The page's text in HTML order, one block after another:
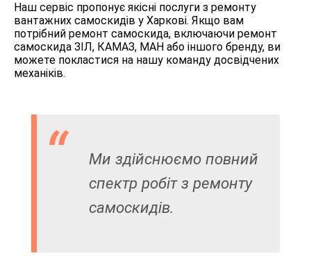
Наш сервіс пропонує якісні послуги з ремонту
вантажних самоскидів у Харкові. Якщо вам
потрібний ремонт самоскида, включаючи ремонт
самоскида ЗІЛ, КАМАЗ, МАН або іншого бренду, ви
можете покластися на нашу команду досвідчених
механіків.
Ми здійснюємо повний
спектр робіт з ремонту
самоскидів.